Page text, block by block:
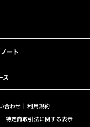
ート
ス
合わせ
利用規約
特定商取引法に関する表示